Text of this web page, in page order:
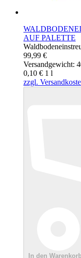
AUF PALETTE
99,99 €
Versandgewicht:
0,10 € 1 l
zzgl.
In den